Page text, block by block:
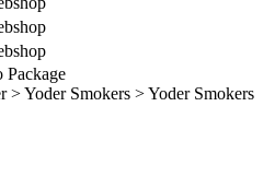
Package
Yoder Smokers > Yoder Smokers